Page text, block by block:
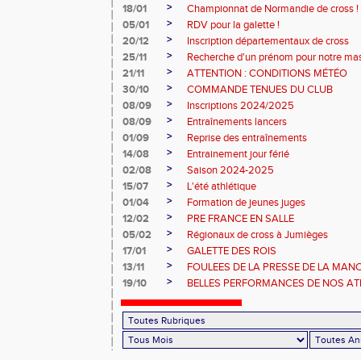
18/01
>
Championnat de Normandie de cross !
05/01
>
RDV pour la galette !
20/12
>
Inscription départementaux de cross
25/11
>
Recherche d'un prénom pour notre
21/11
>
ATTENTION : CONDITIONS MÉTÉO
30/10
>
COMMANDE TENUES DU CLUB
08/09
>
Inscriptions 2024/2025
08/09
>
Entraînements lancers
01/09
>
Reprise des entraînements
14/08
>
Entrainement jour férié
02/08
>
Saison 2024-2025
15/07
>
L'été athlétique
01/04
>
Formation de jeunes juges
12/02
>
PRE FRANCE EN SALLE
05/02
>
Régionaux de cross à Jumièges
17/01
>
GALETTE DES ROIS
13/11
>
FOULEES DE LA PRESSE DE LA
19/10
> BELLES PERFORMANCES DE NOS